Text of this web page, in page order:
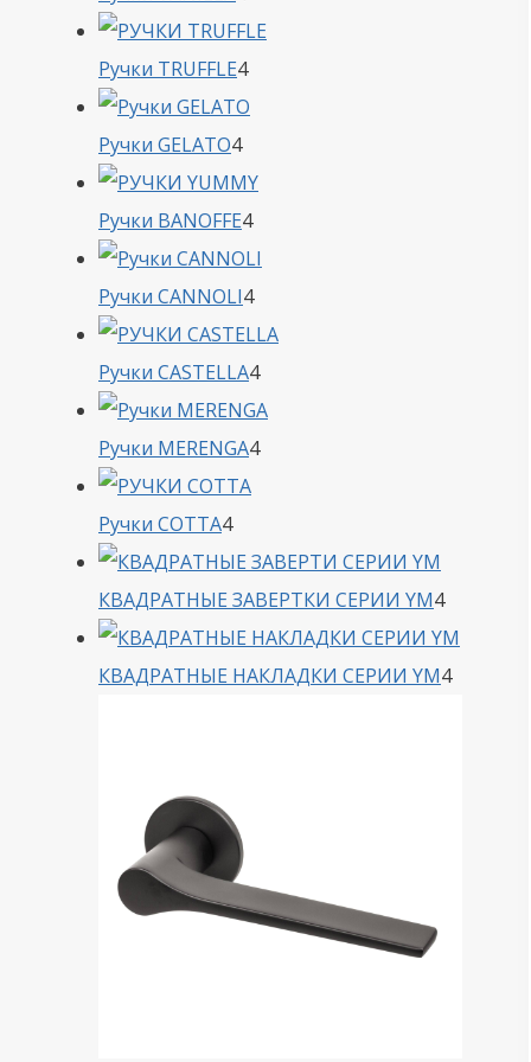
товара
Ручки TRUFFLE44
товара
Ручки GELATO44
товара
Ручки BANOFFE44
товара
Ручки CANNOLI44
товара
Ручки CASTELLA44
товара
Ручки MERENGA44
Ручки COTTA44
товара
КВАДРАТНЫЕ ЗАВЕРТКИ СЕРИИ YM44
товара
КВАДРАТНЫЕ НАКЛАДКИ СЕРИИ YM44